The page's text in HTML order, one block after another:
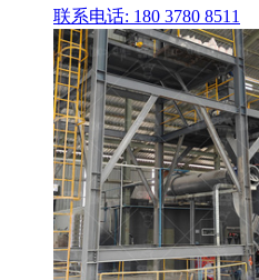
联系电话: 180 3780 8511